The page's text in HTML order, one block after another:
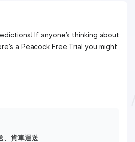
If anyone’s thinking about
a Peacock Free Trial you might
、貨車運送